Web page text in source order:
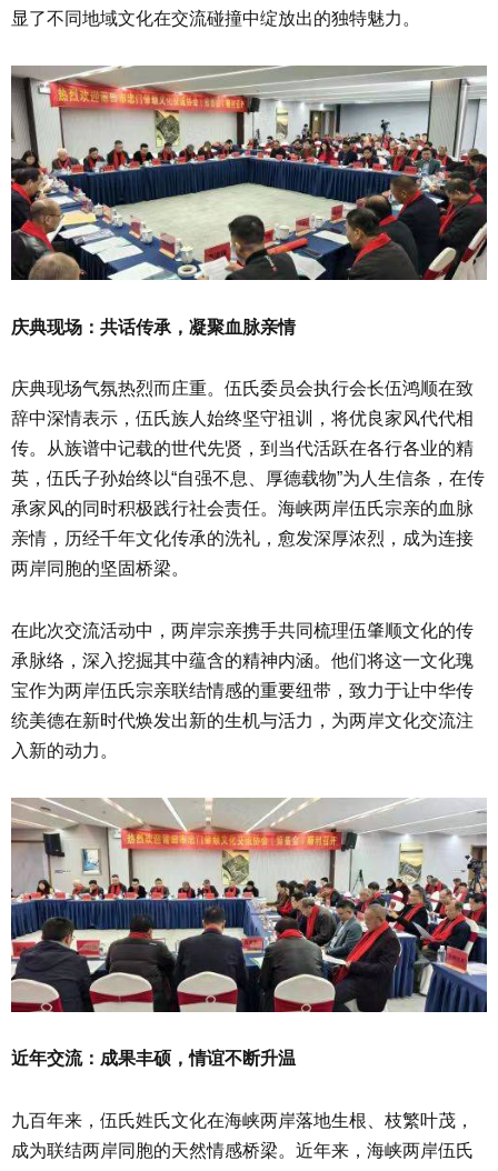
显了不同地域文化在交流碰撞中绽放出的独特魅力。
庆典现场：共话传承，凝聚血脉亲情
庆典现场气氛热烈而庄重。伍氏委员会执行会长伍鸿顺在致
辞中深情表示，伍氏族人始终坚守祖训，将优良家风代代相
传。从族谱中记载的世代先贤，到当代活跃在各行各业的精
英，伍氏子孙始终以“自强不息、厚德载物”为人生信条，在传
承家风的同时积极践行社会责任。海峡两岸伍氏宗亲的血脉
亲情，历经千年文化传承的洗礼，愈发深厚浓烈，成为连接
两岸同胞的坚固桥梁。
在此次交流活动中，两岸宗亲携手共同梳理伍肇顺文化的传
承脉络，深入挖掘其中蕴含的精神内涵。他们将这一文化瑰
宝作为两岸伍氏宗亲联结情感的重要纽带，致力于让中华传
统美德在新时代焕发出新的生机与活力，为两岸文化交流注
入新的动力。
近年交流：成果丰硕，情谊不断升温
九百年来，伍氏姓氏文化在海峡两岸落地生根、枝繁叶茂，
成为联结两岸同胞的天然情感桥梁。近年来，海峡两岸伍氏